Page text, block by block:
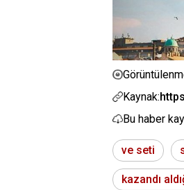
Kaynak:
Bu haber
ve seti
kazandı